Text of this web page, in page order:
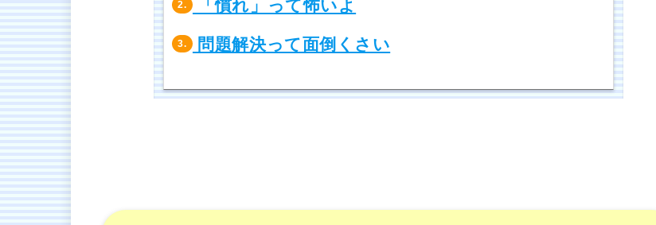
2. 「慣れ」って怖いよ
3. 問題解決って面倒くさい